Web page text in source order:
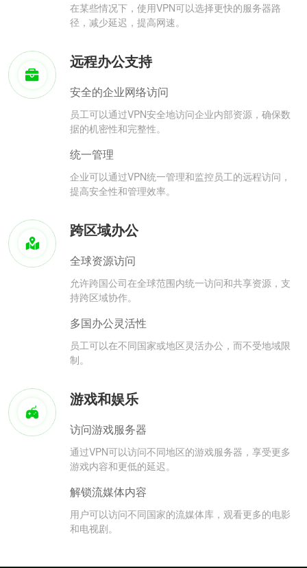
在某些情况下，使用VPN可以选择更快的服务器路
径，减少延迟，提高网速。
远程办公支持
安全的企业网络访问
员工可以通过VPN安全地访问企业内部资源，确保数
据的机密性和完整性。
统一管理
企业可以通过VPN统一管理和监控员工的远程访问，
提高安全性和管理效率。
跨区域办公
全球资源访问
允许跨国公司在全球范围内统一访问和共享资源，支
持跨区域协作。
多国办公灵活性
员工可以在不同国家或地区灵活办公，而不受地域限
制。
游戏和娱乐
访问游戏服务器
通过VPN可以访问不同地区的游戏服务器，享受更多
游戏内容和更低的延迟。
解锁流媒体内容
用户可以访问不同国家的流媒体库，观看更多的电影
和电视剧。